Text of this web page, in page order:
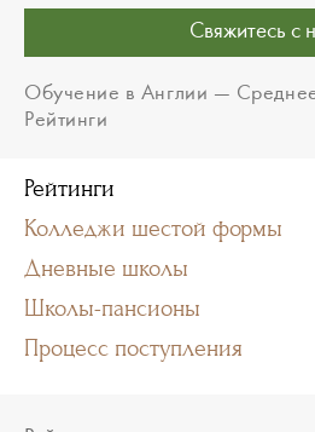
Свяжитесь с
Обучение в Англии —
Рейтинги
Рейтинги
Колледжи шестой формы
Дневные школы
Школы-пансионы
Процесс поступления